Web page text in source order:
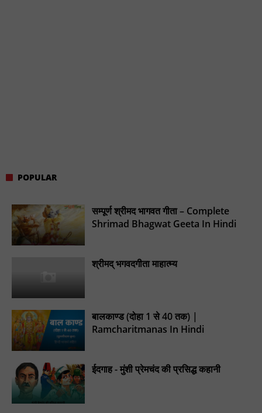
POPULAR
सम्पूर्ण श्रीमद भागवत गीता – Complete
Shrimad Bhagwat Geeta In Hindi
श्रीमद् भगवदगीता माहात्म्य
बालकाण्ड (दोहा 1 से 40 तक) |
Ramcharitmanas In Hindi
ईदगाह - मुंशी प्रेमचंद की प्रसिद्ध कहानी